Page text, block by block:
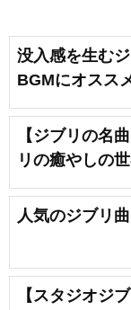
没入感を生む
BGMにオスス
【ジブリの名
リの癒やしの
人気のジブリ
【スタジオジ